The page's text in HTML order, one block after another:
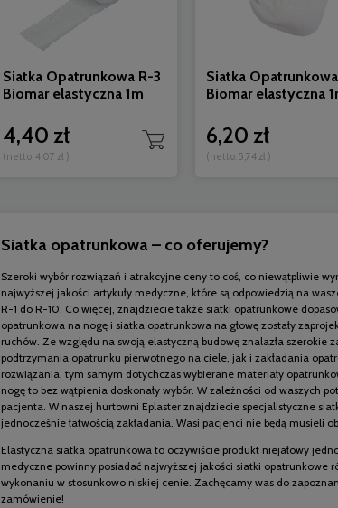
Siatka Opatrunkowa R-3
Biomar elastyczna 1m
4,40 zł
(netto: 4,07 zł )
Siatka
Biomar elastyczna
6,20 zł
(netto: 5,74 zł )
Siatka opatrunkowa – co oferujemy?
Szeroki wybór rozwiązań i atrakcyjne ceny to coś, co niewątpliwie
najwyższej jakości artykuły medyczne, które są odpowiedzią na
R-1 do R-10. Co więcej, znajdziecie także siatki opatrunkowe
opatrunkowa na nogę i siatka opatrunkowa na głowę zostały
ruchów. Ze względu na swoją elastyczną budowę znalazła
podtrzymania opatrunku pierwotnego na ciele, jak i zakładania
rozwiązania, tym samym dotychczas wybierane materiały
nogę to bez wątpienia doskonały wybór. W zależności od waszych
pacjenta. W naszej hurtowni Eplaster znajdziecie specjalistyczne
jednocześnie łatwością zakładania. Wasi pacjenci nie będą musieli
Elastyczna siatka opatrunkowa to oczywiście produkt niejałowy
medyczne powinny posiadać najwyższej jakości siatki opatrunkowe
wykonaniu w stosunkowo niskiej cenie. Zachęcamy was do
zamówienie!